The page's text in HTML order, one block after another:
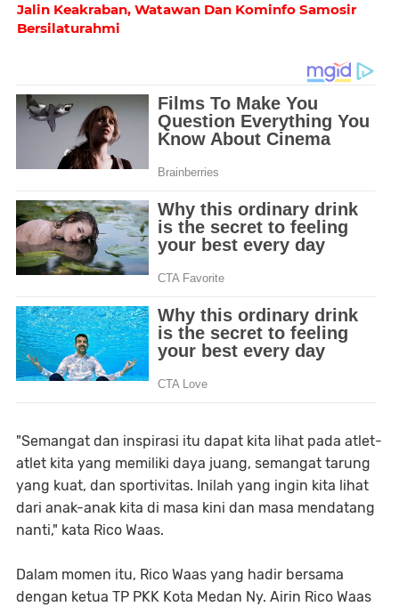
Jalin Keakraban, Watawan Dan Kominfo Samosir
Bersilaturahmi
"Semangat dan inspirasi itu dapat kita lihat pada atlet-
atlet kita yang memiliki daya juang, semangat tarung
yang kuat, dan sportivitas. Inilah yang ingin kita lihat
dari anak-anak kita di masa kini dan masa mendatang
nanti," kata Rico Waas.
Dalam momen itu, Rico Waas yang hadir bersama
dengan ketua TP PKK Kota Medan Ny. Airin Rico Waas